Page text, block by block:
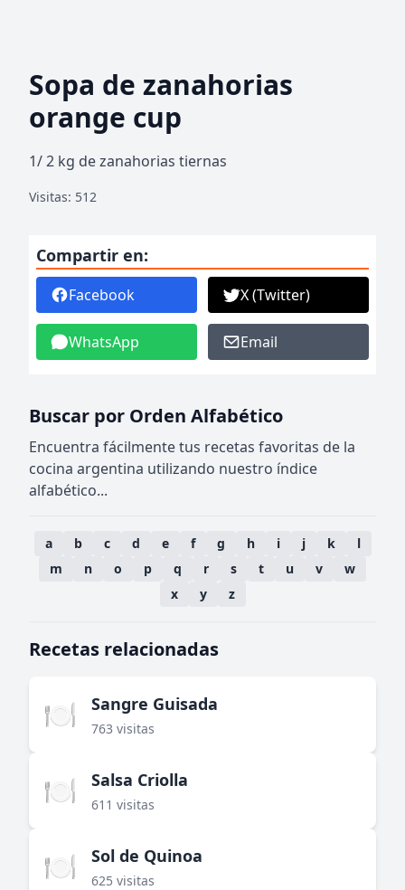
Sopa de zanahorias
orange cup
1/ 2 kg de zanahorias tiernas
Visitas: 512
Compartir en:
Facebook X (Twitter)
WhatsApp Email
Buscar por Orden Alfabético
Encuentra fácilmente tus recetas favoritas de la
cocina argentina utilizando nuestro índice
alfabético...
a b c d e f g h i j k
l
m
n o p q r s t u v
w
x
y z
Recetas relacionadas
🍽️ Sangre Guisada
763 visitas
🍽️ Salsa Criolla
611 visitas
🍽️ Sol de Quinoa
625 visitas